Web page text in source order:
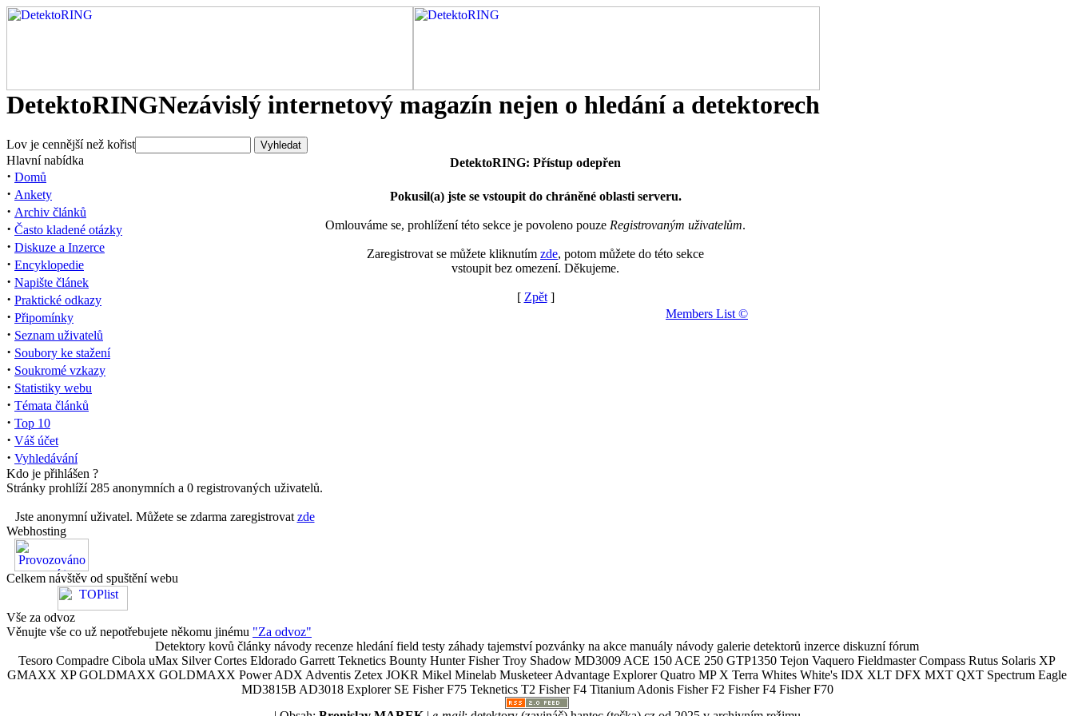
DetektoRINGNezávislý internetový magazín nejen o hledání a detektorech
Lov je cennější než kořist
Hlavní nabídka
· Domů
· Ankety
· Archiv článků
· Často kladené otázky
· Diskuze a Inzerce
· Encyklopedie
· Napište článek
· Praktické odkazy
· Připomínky
· Seznam uživatelů
· Soubory ke stažení
· Soukromé vzkazy
· Statistiky webu
· Témata článků
· Top 10
· Váš účet
· Vyhledávání
Kdo je přihlášen ?
Stránky prohlíží 285 anonymních a 0 registrovaných uživatelů.
Jste anonymní uživatel. Můžete se zdarma zaregistrovat zde
Webhosting
Celkem návštěv od spuštění webu
Vše za odvoz
Věnujte vše co už nepotřebujete někomu jinému "Za odvoz"
DetektoRING: Přístup odepřen
Pokusil(a) jste se vstoupit do chráněné oblasti serveru.
Omlouváme se, prohlížení této sekce je povoleno pouze Registrovaným uživatelům.
Zaregistrovat se můžete kliknutím zde, potom můžete do této sekce
vstoupit bez omezení. Děkujeme.
[ Zpět]
Members List ©
Detektory kovů články návody recenze hledání field testy záhady tajemství pozvánky na akce manuály návody galerie detektorů inzerce diskuzní fórum
Tesoro Compadre Cibola uMax Silver Cortes Eldorado Garrett Teknetics Bounty Hunter Fisher Troy Shadow MD3009 ACE 150 ACE 250 GTP1350 Tejon Vaquero Fieldmaster Compass Rutus Solaris XP
GMAXX XP GOLDMAXX GOLDMAXX Power ADX Adventis Zetex JOKR Mikel Minelab Musketeer Advantage Explorer Quatro MP X Terra Whites White's IDX XLT DFX MXT QXT Spectrum Eagle
MD3815B AD3018 Explorer SE Fisher F75 Teknetics T2 Fisher F4 Titanium Adonis Fisher F2 Fisher F4 Fisher F70